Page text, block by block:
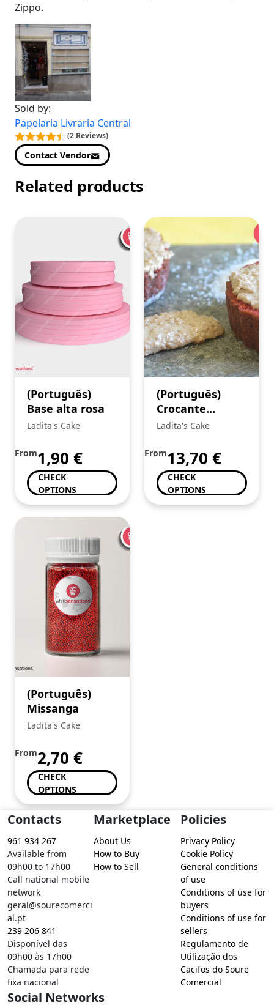
Zippo.
Sold by:
Papelaria Livraria Central
(2 Reviews)
Contact Vendor
Related products
(Português)
Base alta rosa
Ladita's Cake
From1,90 €
CHECK
OPTIONS
(Português)
Crocante
Caramelo e Flor
Ladita's Cake
From13,70 €
CHECK
OPTIONS
(Português)
Missanga
Ladita's Cake
From2,70 €
CHECK
OPTIONS
Contacts
961 934 267
Available from
09h00 to 17h00
Call national mobile
network
geral@sourecomerci
al.pt
239 206 841
Disponível das
09h00 às 17h00
Chamada para rede
fixa nacional
Marketplace
About Us
How to Buy
How to Sell
Policies
Privacy Policy
Cookie Policy
General conditions
of use
Conditions of use for
buyers
Conditions of use for
sellers
Regulamento de
Utilização dos
Cacifos do Soure
Comercial
Social Networks